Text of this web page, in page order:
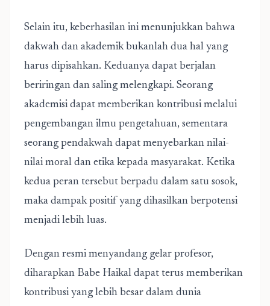
Selain itu, keberhasilan ini menunjukkan bahwa
dakwah dan akademik bukanlah dua hal yang
harus dipisahkan. Keduanya dapat berjalan
beriringan dan saling melengkapi. Seorang
akademisi dapat memberikan kontribusi melalui
pengembangan ilmu pengetahuan, sementara
seorang pendakwah dapat menyebarkan nilai-
nilai moral dan etika kepada masyarakat. Ketika
kedua peran tersebut berpadu dalam satu sosok,
maka dampak positif yang dihasilkan berpotensi
menjadi lebih luas.
Dengan resmi menyandang gelar profesor,
diharapkan Babe Haikal dapat terus memberikan
kontribusi yang lebih besar dalam dunia